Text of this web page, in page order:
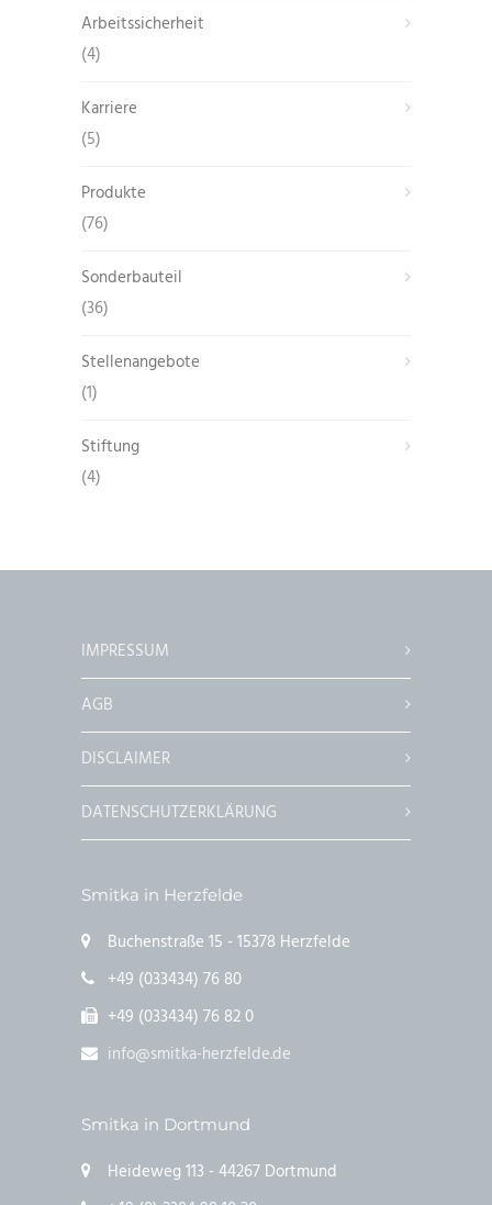
Arbeitssicherheit
(4)
Karriere
(5)
Produkte
(76)
Sonderbauteil
(36)
Stellenangebote
(1)
Stiftung
(4)
IMPRESSUM
AGB
DISCLAIMER
DATENSCHUTZERKLÄRUNG
Smitka in Herzfelde
Buchenstraße 15 - 15378 Herzfelde
+49 (033434) 76 80
+49 (033434) 76 82 0
info@smitka-herzfelde.de
Smitka in Dortmund
Heideweg 113 - 44267 Dortmund